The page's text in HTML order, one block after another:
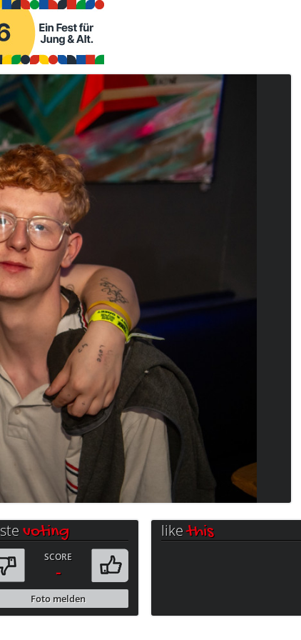
voting
SCORE
-
Foto melden
likethis